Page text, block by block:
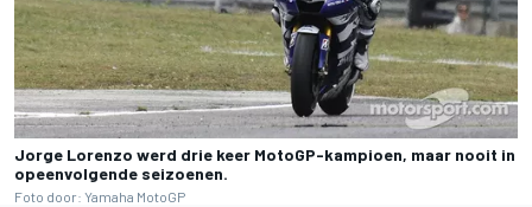
Jorge Lorenzo werd drie keer MotoGP-kampioen, maar nooit in
opeenvolgende seizoenen.
Foto door: Yamaha MotoGP